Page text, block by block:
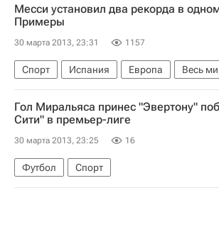
Омар Сулейман
Месси установил два рекорда в
Примеры
30 марта 2013, 23:31 1157
Спорт Испания Европа
Весь
Лионель Месси
Барселона
Гол Миральяса принес "Эвертону"
Сити" в премьер-лиге
30 марта 2013, 23:25 16
Футбол
Спорт
АПЛ 2026-2027 (Чемпионат Англии по